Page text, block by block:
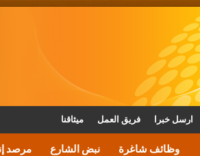
ميثاقنا فريق العمل ارسل خبرا
مرصد نبض الشارع وظائف شاغرة